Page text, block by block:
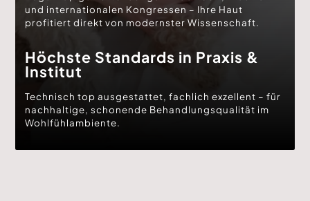
und internationalen Kongressen – Ihre Haut
profitiert direkt von modernster Wissenschaft.
Höchste Standards in Praxis &
Institut
Technisch top ausgestattet, fachlich exzellent – für
nachhaltige, schonende Behandlungsqualität im
Wohlfühlambiente.